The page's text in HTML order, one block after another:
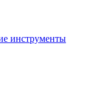
инструменты